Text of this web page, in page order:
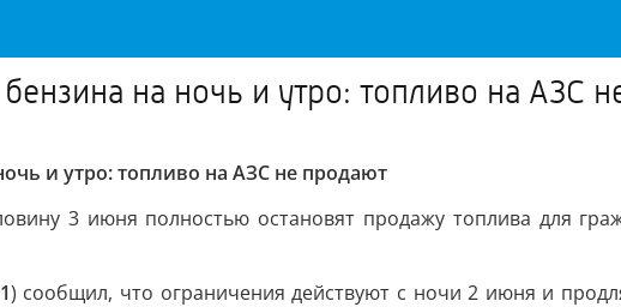
бензина на ночь и утро: топливо на АЗС
и утро: топливо на АЗС не продают
3 июня полностью остановят продажу топлива для
) сообщил, что ограничения действуют с ночи 2 июня и